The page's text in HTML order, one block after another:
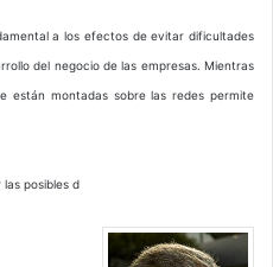
a los efectos de evitar dificultades
del negocio de las empresas. Mientras
están montadas sobre las redes permite
posibles d